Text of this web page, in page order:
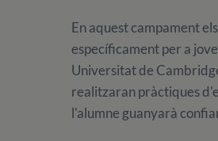
En aquest campament
específicament per a
Universitat de
realitzaran pràctiques
l'alumne guanyarà